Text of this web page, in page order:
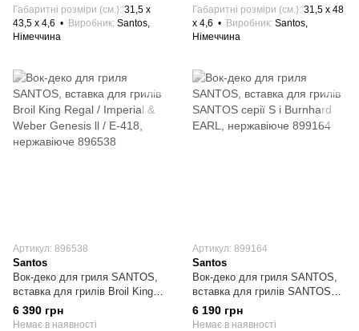
Габаритні розміри (см.) 31,5 x
43,5 x 4,6
Виробник Santos,
Німеччина
Габаритні розміри (см.) 31,5 х 48
х 4,6
Виробник Santos,
Німеччина
Артикул: 896538
Santos
Вок-деко для гриля SANTOS,
вставка для грилів Broil King
Regal / Imperial & Weber
Genesis ll / E-418, нержавіюче
6 390 грн
Немає в наявності
Артикул: 899164
Santos
Вок-деко для гриля SANTOS,
вставка для грилів SANTOS
серії S і Burnhard EARL,
нержавіюче 899164
6 190 грн
Немає в наявності